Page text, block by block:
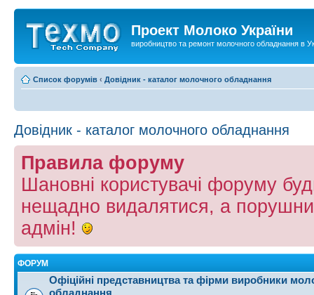
Проект Молоко України
виробництво та ремонт молочного обладнання в
Список форумів ‹ Довідник - каталог молочного обладнання
Довідник - каталог молочного обладнання
Правила форуму
Шановні користувачі форуму
нещадно видалятися, а
адмін!
ФОРУМ
Офіційні представництва та фірми виробники
обладнання